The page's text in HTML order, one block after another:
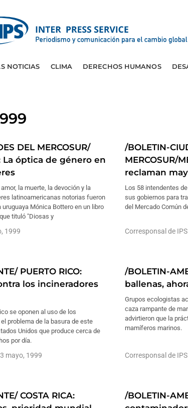
NOTICIAS CLIMA DERECHOS HUMANOS
DEL MERCOSUR/
La óptica de género en
la muerte, la devoción y la
latinoamericanas notorias fueron
Mónica Bottero en un libro
tituló "Diosas y
1999
/BOLETIN-
MERCOSUR/
reclaman
Los 58 intendentes
sus gobiernos para
del Mercado Común
Corresponsal de IPS
PUERTO RICO:
los incineradores
se oponen al uso de los
problema de la basura de este
Unidos que produce cerca de
por día.
mayo, 1999
/BOLETIN-
ballenas,
Grupos ecologistas
caza rampante de
advirtieron que la
mamíferos marinos.
Corresponsal de IPS
COSTA RICA:
/BOLETIN-